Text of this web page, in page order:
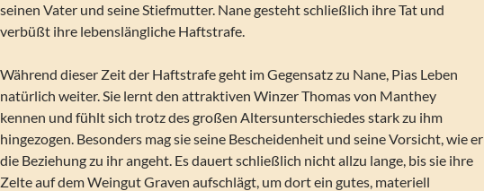
seinen Vater und seine Stiefmutter. Nane gesteht schließlich ihre Tat und
verbüßt ihre lebenslängliche Haftstrafe.
Während dieser Zeit der Haftstrafe geht im Gegensatz zu Nane, Pias Leben
natürlich weiter. Sie lernt den attraktiven Winzer Thomas von Manthey
kennen und fühlt sich trotz des großen Altersunterschiedes stark zu ihm
hingezogen. Besonders mag sie seine Bescheidenheit und seine Vorsicht, wie er
die Beziehung zu ihr angeht. Es dauert schließlich nicht allzu lange, bis sie ihre
Zelte auf dem Weingut Graven aufschlägt, um dort ein gutes, materiell